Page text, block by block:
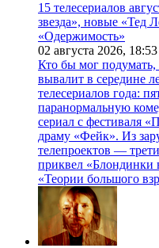
15 телесериалов
звезда», новые «Тед
«Одержимость»
02 августа 2026, 18:53
Кто бы мог
вывалит в середине
телесериалов года:
паранормальную
сериал с фестиваля
драму «Фейк». Из
телепроектов —
приквел «Блондинки
«Теории большого